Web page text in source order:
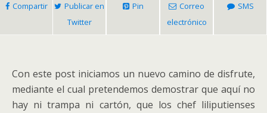
Compartir
Publicar en
Twitter
Pin
Correo
electrónico
SMS
Con este post iniciamos un nuevo camino de disfrute,
mediante el cual pretendemos demostrar que aquí no
hay ni trampa ni cartón, que los chef liliputienses